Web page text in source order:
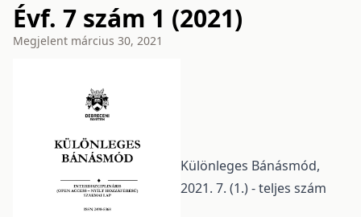
Évf. 7 szám 1 (2021)
Megjelent március 30, 2021
Különleges Bánásmód,
2021. 7. (1.) - teljes szám